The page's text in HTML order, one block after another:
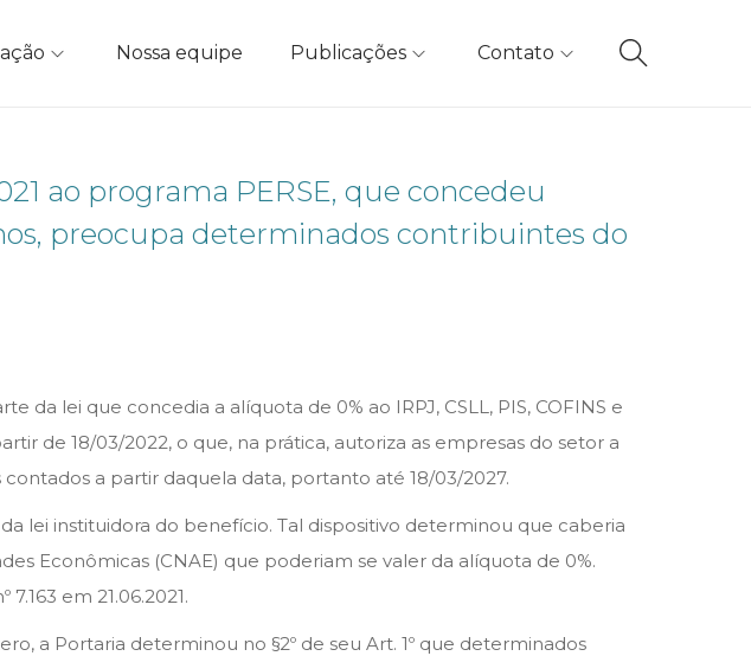
Nossa equipe Publicações Contato
ao programa PERSE, que concedeu
preocupa determinados contribuintes do
da lei que concedia a alíquota de 0% ao IRPJ, CSLL, PIS, COFINS e
de 18/03/2022, o que, na prática, autoriza as empresas do setor a
a partir daquela data, portanto até 18/03/2027.
lei instituidora do benefício. Tal dispositivo determinou que caberia
Econômicas (CNAE) que poderiam se valer da alíquota de 0%.
em 21.06.2021.
a Portaria determinou no §2º de seu Art. 1º que determinados